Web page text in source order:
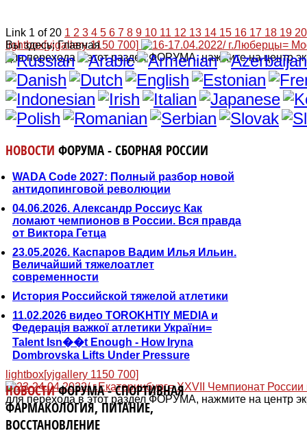
lightbox[yjgallery 1150 700]
для перехода в этот раздел ФОРУМА, нажмите на центр
lightbox[yjgallery 1150 700]
для перехода в этот раздел ФОРУМА, нажмите на центр
Link 1 of 20 1 2 3 4 5 6 7 8 9 10 11 12 13 14 15 16 17 18 19 20
Вы здесь:Главная
НОВОСТИ ФОРУМА - СБОРНАЯ РОССИИ
WADA Code 2027: Полный разбор новой
антидопинговой революции
04.06.2026. Александр Россиус Как
ломают чемпионов в России. Вся правда
от Виктора Гетца
23.05.2026. Каспаров Вадим Илья Ильин.
Величайший тяжелоатлет
современности
История Российской тяжелой атлетики
11.02.2026 видео TOROKHTIY MEDIA и
Федерація важкої атлетики України=
Talent Isn��t Enough - How Iryna
Dombrovska Lifts Under Pressure
НОВОСТИФОРУМА - СПОРТИВНАЯ
ФАРМАКОЛОГИЯ, ПИТАНИЕ,
ВОССТАНОВЛЕНИЕ